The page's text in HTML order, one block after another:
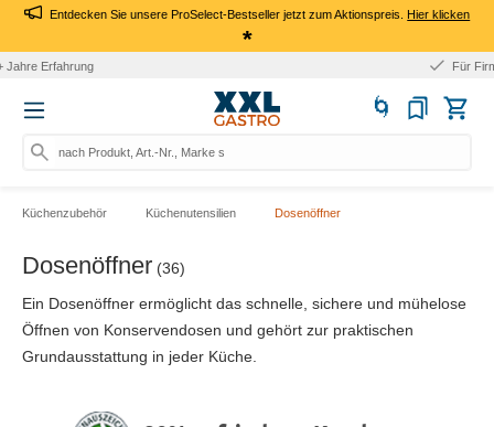
Entdecken Sie unsere ProSelect-Bestseller jetzt zum Aktionspreis.Hier klicken
*
nach Produkt, Art.-Nr., Marke suchen
Küchenzubehör Küchenutensilien Dosenöffner
Dosenöffner (36)
Ein Dosenöffner ermöglicht das schnelle, sichere und mühelose
Öffnen von Konservendosen und gehört zur praktischen
Grundausstattung in jeder Küche.